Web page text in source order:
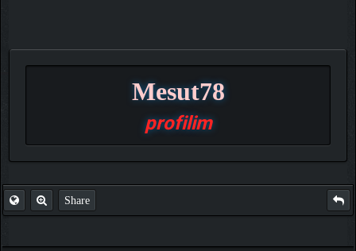
Mesut78
profilim
Share